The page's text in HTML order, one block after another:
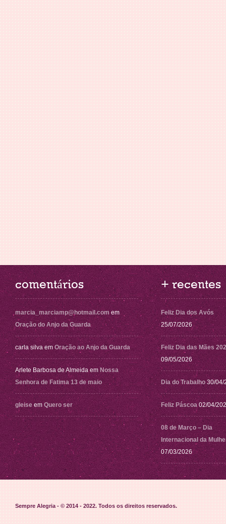
comentários
marcia_marciamp@hotmail.com em
Oração do Anjo da Guarda
carla silva em Oração ao Anjo da Guarda
Arlete Barbosa de Almeida em Nossa
Senhora de Fatima 13 de maio
gleise em Quero ser
+ recentes
Feliz Dia dos Avós
25/07/2026
Feliz Dia das Mães
09/05/2026
Dia do Trabalho 30/04/
Feliz Páscoa 02/04/
08 de Março – Dia
Internacional da
07/03/2026
Sempre Alegria - © 2014 - 2022. Todos os direitos reservados.